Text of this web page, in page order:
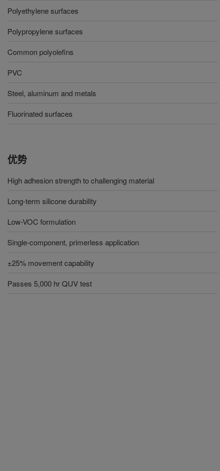
Polyethylene surfaces
Polypropylene surfaces
Common polyolefins
PVC
Steel, aluminum and metals
Fluorinated surfaces
优势
High adhesion strength to challenging material
Long-term silicone durability
Low-VOC formulation
Single-component, primerless application
±25% movement capability
Passes 5,000 hr QUV test